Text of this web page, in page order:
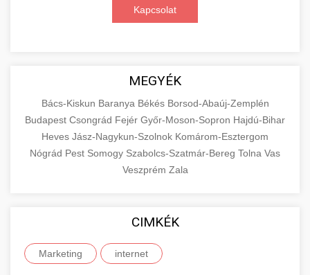
Kapcsolat
MEGYÉK
Bács-Kiskun Baranya Békés Borsod-Abaúj-Zemplén
Budapest Csongrád Fejér Győr-Moson-Sopron Hajdú-Bihar
Heves Jász-Nagykun-Szolnok Komárom-Esztergom
Nógrád Pest Somogy Szabolcs-Szatmár-Bereg Tolna Vas
Veszprém Zala
CIMKÉK
Marketing internet